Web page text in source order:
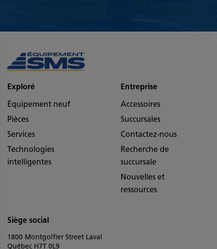
Exploré
Équipement neuf
Pièces
Services
Technologies
intelligentes
Entreprise
Accessoires
Succursales
Contactez-nous
Recherche de
succursale
Nouvelles et
ressources
Siège social
1800 Montgolfier Street Laval
Québec H7T 0L9